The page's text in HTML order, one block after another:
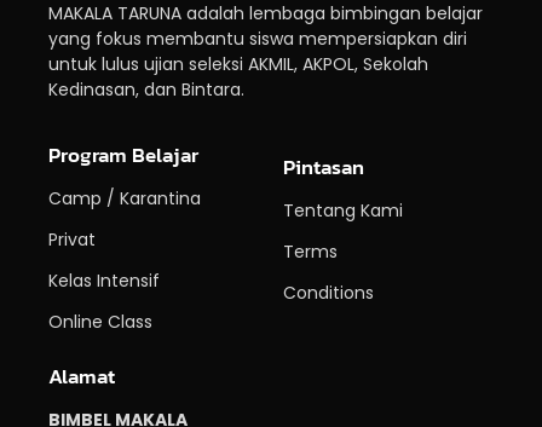
MAKALA TARUNA adalah lembaga bimbingan belajar
yang fokus membantu siswa mempersiapkan diri
untuk lulus ujian seleksi AKMIL, AKPOL, Sekolah
Kedinasan, dan Bintara.
Program Belajar
Camp / Karantina
Privat
Kelas Intensif
Online Class
Pintasan
Tentang Kami
Terms
Conditions
Alamat
BIMBEL MAKALA